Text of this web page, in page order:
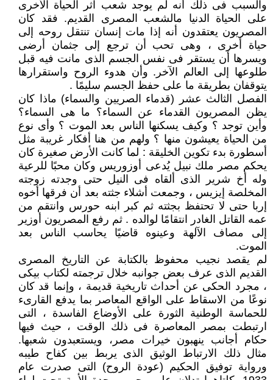
والسبب فى ذلك أنه لم يوجد شعب آثر الحياة الأخرى
على الحياة الدنيا مالشعب المصرى القديم. فقد كان
المصريون يعتقدون أنه إذا مات إنسان تنتقل روحه إلى
حياة أخرى ، وهى تحب أن ترجع إلى جثمان أرضى
ويسرها أن يستقر فى نفس الجسم الذى مانت فيه قبل
طلوعها إلى العالم الآخر. وأن هدوء الروح واستقرارها
يتوقفان بطريقة ما على حفظ الجسم سليمًا .
الفصل الثالث عشر (قدماء الصريين والسماء) ماذا كان
يظن المصريون القدماء عن السماء؟ ما هى السماء؟
وأين توجد ؟ وكيف يسكنها الناس بعد الموت ؟ وأى نوع
من الحياة يعيشون منها ؟ ولهم من هنا أفكار غريبة مثل
أسطورة بدء تكوين الخليقة : لما كانت الأرض صغيرة كان
يحكم مصر ملك نبيل يُدعى أوزوريس وكان محبًا للرعية
وله أخ شرير الذى ألقاه فى النيل حتى وجدته زوجته
المخلصة إيزيس ، وجمعت أشلاء جثته بعد أن فرقها أخوه
إربا حتى لا تحتفظ بجثته ثم كبر ابنه حورس وانتقم من
عمه القاتل الغادر انتقامًا لوالده . ثم رفع المصريون أوزير
إلى مصاف الآلهة وعينوه قاضيًا يحاسب الناس بعد
الموت.
لم يقصد نجيب محفوظ بالكتابة عن التاريخ المصرى
القديم الذى عرف بعض جوانبه خلال ترجمته لكتاب بيكى
، مجرد الحكى عن أحداث تاريخية قديمة ، وإنما قد كان
نوعًا من الاسقاط على الواقع المعاصر بما يدفع القارىء
للحماسة الوطنية الثورة على الأوضاع الفاسدة ، التى
ارتبطت بمصر المعاصرة فى ذلك الوقت ، حيث فيها
حكام أجانب ينهبون خيرات مصر، ويستعبدون شعبها.
مثال ذلك الارتباط الوثيق الذى يربط بين كفاح طيبه
ورواية توفيق الحكيم (عودة الروح) التى صدرت عام